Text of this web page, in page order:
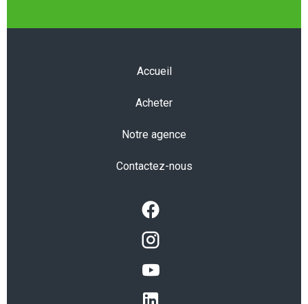
Accueil
Acheter
Notre agence
Contactez-nous